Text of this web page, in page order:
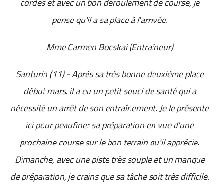
pense qu'il a sa place à l'arrivée.
Mme Carmen Bocskai (Entraîneur)
Santurin (11) - Après sa très bonne deuxième place
début mars, il a eu un petit souci de santé qui a
nécessité un arrêt de son entraînement. Je le présente
ici pour peaufiner sa préparation en vue d'une
prochaine course sur le bon terrain qu'il apprécie.
Dimanche, avec une piste très souple et un manque
de préparation, je crains que sa tâche soit très difficile.